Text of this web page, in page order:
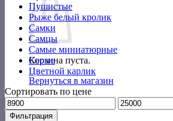
Корзина пуста.
Вернуться в магазин
Пушистые
Рыже белый кролик
Самки
Самцы
Самые миниатюрные
Серые
Цветной карлик
Сортировать по цене
Минимальная
цена
Максимальная
цена
Фильтрация